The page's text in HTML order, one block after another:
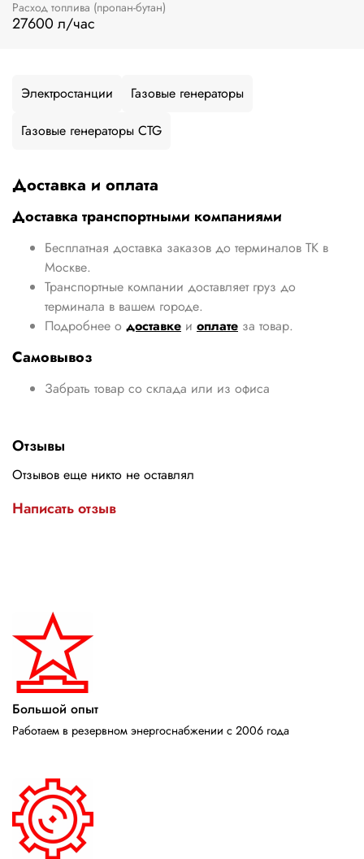
Расход топлива (пропан-бутан)
27600 л/час
Электростанции
Газовые генераторы
Газовые генераторы CTG
Доставка и оплата
Доставка транспортными компаниями
Бесплатная доставка заказов до терминалов ТК в
Москве.
Транспортные компании доставляет груз до
терминала в вашем городе.
Подробнее о доставке и оплате за товар.
Самовывоз
Забрать товар со склада или из офиса
Отзывы
Отзывов еще никто не оставлял
Написать отзыв
Большой опыт
Работаем в резервном энергоснабжении с 2006 года